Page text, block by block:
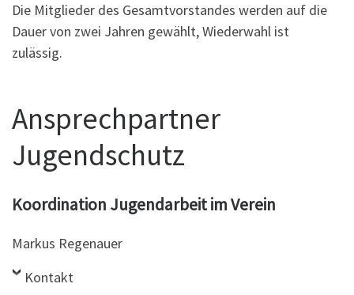
Die Mitglieder des Gesamtvorstandes werden auf die
Dauer von zwei Jahren gewählt, Wiederwahl ist
zulässig.
Ansprechpartner
Jugendschutz
Koordination Jugendarbeit im Verein
Markus Regenauer
Kontakt